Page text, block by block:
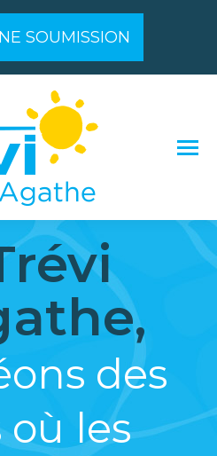
SOUMISSION
des
où les